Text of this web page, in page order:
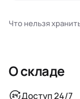
Что нельзя
О складе
Доступ 24/7